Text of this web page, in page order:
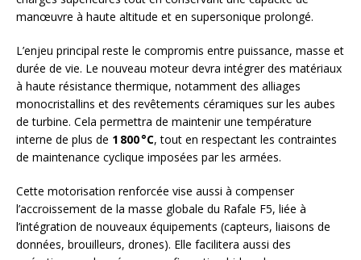
manœuvre à haute altitude et en supersonique prolongé.
L’enjeu principal reste le compromis entre puissance, masse et
durée de vie. Le nouveau moteur devra intégrer des matériaux
à haute résistance thermique, notamment des alliages
monocristallins et des revêtements céramiques sur les aubes
de turbine. Cela permettra de maintenir une température
interne de plus de 1 800 °C, tout en respectant les contraintes
de maintenance cyclique imposées par les armées.
Cette motorisation renforcée vise aussi à compenser
l’accroissement de la masse globale du Rafale F5, liée à
l’intégration de nouveaux équipements (capteurs, liaisons de
données, brouilleurs, drones). Elle facilitera aussi des